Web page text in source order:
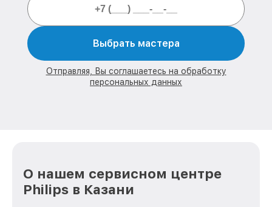
Выбрать мастера
Отправляя, Вы соглашаетесь на обработку
персональных данных
О нашем сервисном центре
Philips в Казани